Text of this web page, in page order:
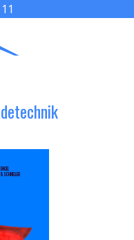
SCHNELLER